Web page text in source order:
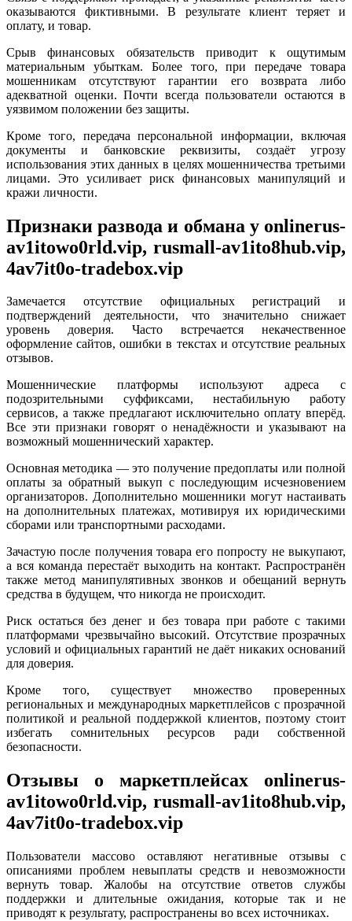
оказываются фиктивными. В результате клиент теряет и
оплату, и товар.
Срыв финансовых обязательств приводит к ощутимым
материальным убыткам. Более того, при передаче товара
мошенникам отсутствуют гарантии его возврата либо
адекватной оценки. Почти всегда пользователи остаются в
уязвимом положении без защиты.
Кроме того, передача персональной информации, включая
документы и банковские реквизиты, создаёт угрозу
использования этих данных в целях мошенничества третьими
лицами. Это усиливает риск финансовых манипуляций и
кражи личности.
Признаки развода и обмана у onlinerus-
av1itowo0rld.vip, rusmall-av1ito8hub.vip,
4av7it0o-tradebox.vip
Замечается отсутствие официальных регистраций и
подтверждений деятельности, что значительно снижает
уровень доверия. Часто встречается некачественное
оформление сайтов, ошибки в текстах и отсутствие реальных
отзывов.
Мошеннические платформы используют адреса с
подозрительными суффиксами, нестабильную работу
сервисов, а также предлагают исключительно оплату вперёд.
Все эти признаки говорят о ненадёжности и указывают на
возможный мошеннический характер.
Основная методика — это получение предоплаты или полной
оплаты за обратный выкуп с последующим исчезновением
организаторов. Дополнительно мошенники могут настаивать
на дополнительных платежах, мотивируя их юридическими
сборами или транспортными расходами.
Зачастую после получения товара его попросту не выкупают,
а вся команда перестаёт выходить на контакт. Распространён
также метод манипулятивных звонков и обещаний вернуть
средства в будущем, что никогда не происходит.
Риск остаться без денег и без товара при работе с такими
платформами чрезвычайно высокий. Отсутствие прозрачных
условий и официальных гарантий не даёт никаких оснований
для доверия.
Кроме того, существует множество проверенных
региональных и международных маркетплейсов с прозрачной
политикой и реальной поддержкой клиентов, поэтому стоит
избегать сомнительных ресурсов ради собственной
безопасности.
Отзывы о маркетплейсах onlinerus-
av1itowo0rld.vip, rusmall-av1ito8hub.vip,
4av7it0o-tradebox.vip
Пользователи массово оставляют негативные отзывы с
описаниями проблем невыплаты средств и невозможности
вернуть товар. Жалобы на отсутствие ответов службы
поддержки и длительные ожидания, которые так и не
приводят к результату, распространены во всех источниках.